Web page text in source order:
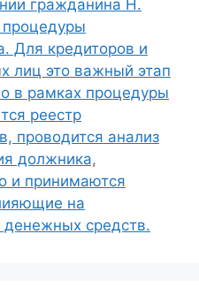
гражданина Н.
Для кредиторов и
лиц это важный этап
в рамках процедуры
реестр
проводится анализ
должника,
и принимаются
на
денежных средств.